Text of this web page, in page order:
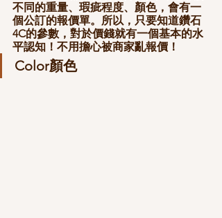
不同的重量、瑕疵程度、顏色，會有一
個公訂的報價單。所以，只要知道鑽石
4C的參數，對於價錢就有一個基本的水
平認知！不用擔心被商家亂報價！
Color顏色